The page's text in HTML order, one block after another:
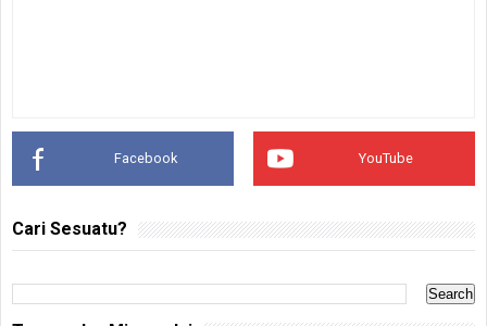
Facebook YouTube
Cari Sesuatu?